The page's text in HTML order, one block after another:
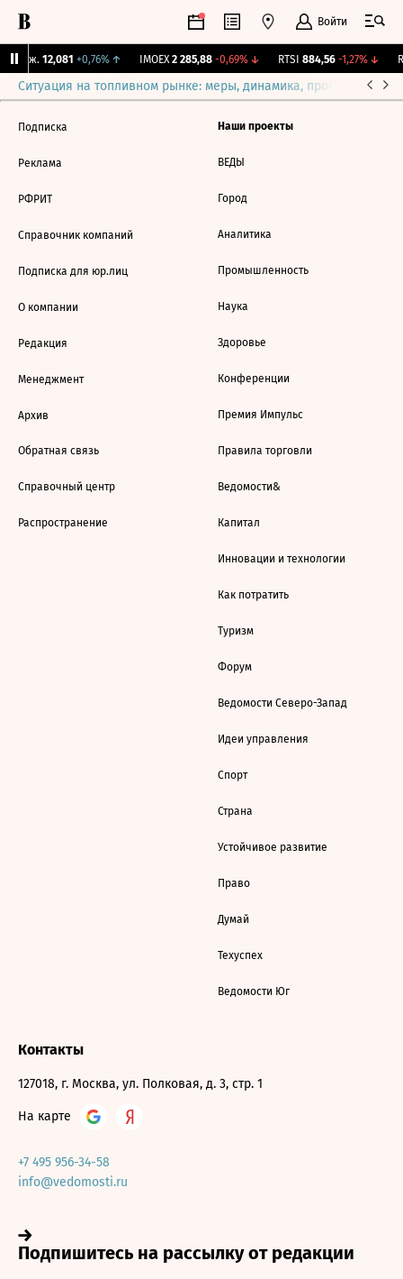
Войти
Бирж. 12,081 +0,76%↑ IMOEX 2 285,88 -0,69%↓ RTSI 884,56 -1,27%↓
Ситуация на топливном рынке: меры, динамика, прогнозы
Подписка
Реклама
РФРИТ
Справочник компаний
Подписка для юр.лиц
О компании
Редакция
Менеджмент
Архив
Обратная связь
Справочный центр
Распространение
Наши проекты
ВЕДЫ
Город
Аналитика
Промышленность
Наука
Здоровье
Конференции
Премия Импульс
Правила торговли
Ведомости&
Капитал
Инновации и технологии
Как потратить
Туризм
Форум
Ведомости Северо-Запад
Идеи управления
Спорт
Страна
Устойчивое развитие
Право
Думай
Техуспех
Ведомости Юг
Контакты
127018, г. Москва, ул. Полковая, д. 3, стр. 1
На карте
+7 495 956-34-58
info@vedomosti.ru